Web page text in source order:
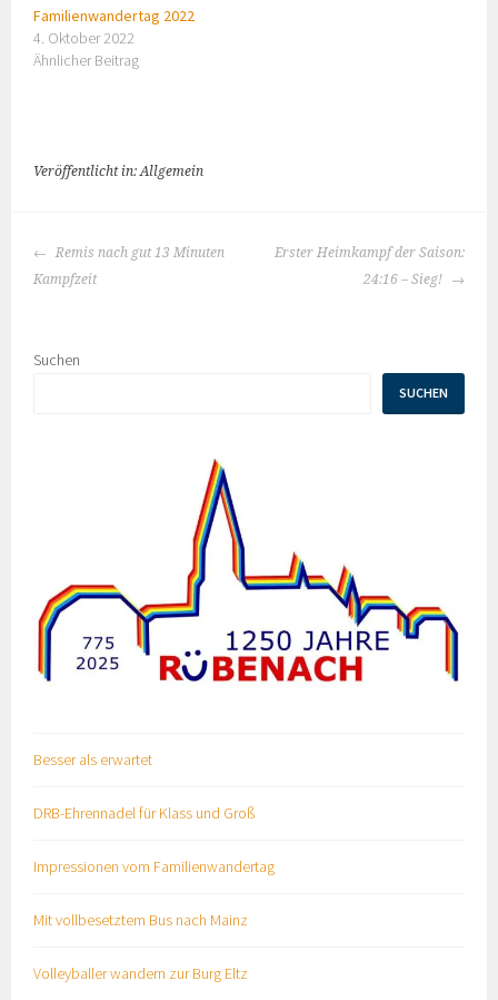
Familienwandertag 2022
4. Oktober 2022
Ähnlicher Beitrag
Veröffentlicht in: Allgemein
BEITRAGS-
NAVIGATION
Remis nach gut 13 Minuten
Kampfzeit
Erster Heimkampf der Saison:
24:16 – Sieg!
Suchen
SUCHEN
Besser als erwartet
DRB-Ehrennadel für Klass und Groß
Impressionen vom Familienwandertag
Mit vollbesetztem Bus nach Mainz
Volleyballer wandern zur Burg Eltz